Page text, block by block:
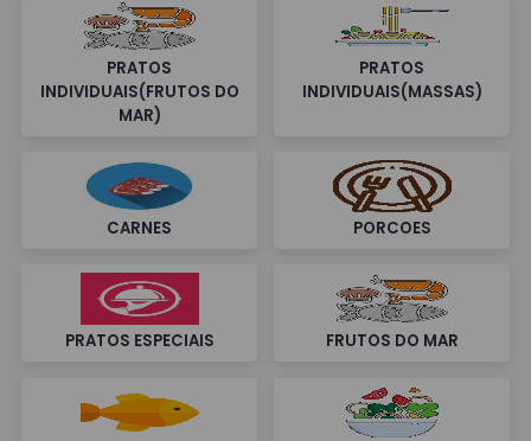
PRATOS
INDIVIDUAIS(FRUTOS DO
MAR)
PRATOS
INDIVIDUAIS(MASSAS)
CARNES PORCOES
PRATOS ESPECIAIS FRUTOS DO MAR